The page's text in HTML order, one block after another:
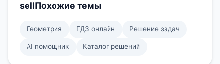
sellПохожие темы
Геометрия ГДЗ онлайн Решение задач
AI помощник Каталог решений